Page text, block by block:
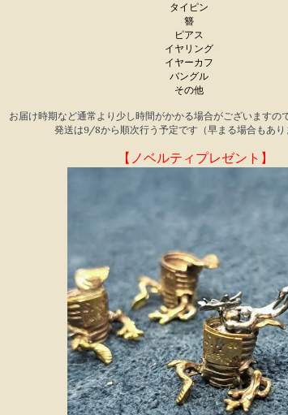
タイピン
簪
ピアス
イヤリング
イヤーカフ
バングル
その他
お届け時期など通常より少し時間がかかる場合がございますの
発送は9/8から順次行う予定です（早まる場合もあり
【ノベルティプレゼント】